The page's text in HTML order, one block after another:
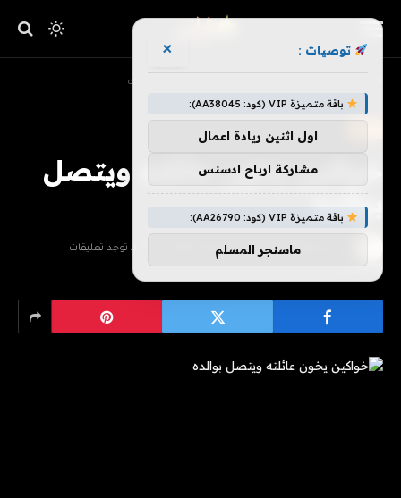
خواكين يخون عائلته ويتصل بوالده
خواكين يخون عائلته ويتصل
بوالده
فريق هزليات يونيو 26, 2026 لا توجد تعليقات
توصيات : ×
باقة متميزة VIP (كود: AA38045):
اول اثنين ريادة اعمال
مشاركة ارباح ادسنس
باقة متميزة VIP (كود: AA26790):
ماسنجر المسلم